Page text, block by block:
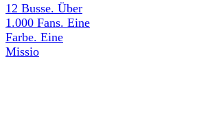
12 Busse. Über
1.000 Fans. Eine
Farbe. Eine
Missio